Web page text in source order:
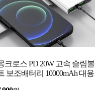
크로스 PD 20W 고속 슬림볼
보조배터리 10000mAh 대용